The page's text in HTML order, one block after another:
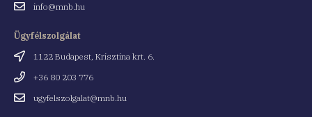
Emailinfo@mnb.hu
Ügyfélszolgálat
Cím
1122 Budapest, Krisztina krt. 6.
Telefonszám
+36 80 203 776
Emailugyfelszolgalat@mnb.hu